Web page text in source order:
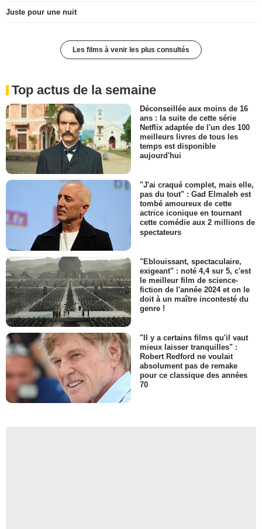
Juste pour une nuit
Les films à venir les plus consultés
Top actus de la semaine
Déconseillée aux moins de 16
ans : la suite de cette série
Netflix adaptée de l'un des 100
meilleurs livres de tous les
temps est disponible
aujourd'hui
"J'ai craqué complet, mais elle,
pas du tout" : Gad Elmaleh est
tombé amoureux de cette
actrice iconique en tournant
cette comédie aux 2 millions de
spectateurs
"Eblouissant, spectaculaire,
exigeant" : noté 4,4 sur 5, c'est
le meilleur film de science-
fiction de l'année 2024 et on le
doit à un maître incontesté du
genre !
"Il y a certains films qu'il vaut
mieux laisser tranquilles" :
Robert Redford ne voulait
absolument pas de remake
pour ce classique des années
70